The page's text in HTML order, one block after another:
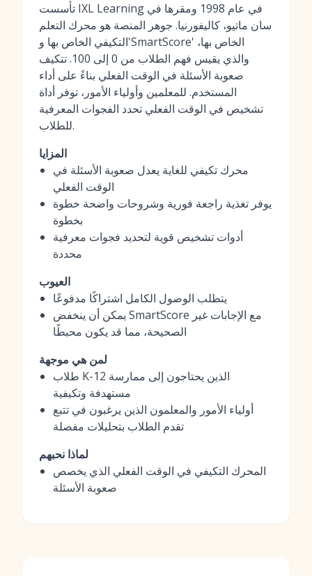
تأسست IXL Learning في عام 1998 ومقرها في
سان ماتيو، كاليفورنيا. جوهر المنصة هو محرك التعلم
التكيفي الخاص بها و'SmartScore' الخاص بها،
والذي يقيس فهم الطلاب من 0 إلى 100. تتكيف
صعوبة الأسئلة في الوقت الفعلي بناءً على أداء
المستخدم. للمعلمين وأولياء الأمور، توفر أداة
تشخيص في الوقت الفعلي تحدد الفجوات المعرفية
للطلاب.
المزايا
محرك تكيفي للغاية يعدل صعوبة الأسئلة في
الوقت الفعلي
يوفر تغذية راجعة فورية وشروحات واضحة خطوة
بخطوة
أدوات تشخيص قوية لتحديد فجوات معرفية
محددة
العيوب
يتطلب الوصول الكامل اشتراكًا مدفوعًا
يمكن أن ينخفض SmartScore مع الإجابات غير
الصحيحة، مما قد يكون محبطًا
لمن هي موجهة
طلاب K-12 الذين يحتاجون إلى ممارسة
مستهدفة وتكيفية
أولياء الأمور والمعلمون الذين يرغبون في تتبع
تقدم الطلاب بتحليلات مفصلة
لماذا نحبهم
المحرك التكيفي في الوقت الفعلي الذي يخصص
صعوبة الأسئلة